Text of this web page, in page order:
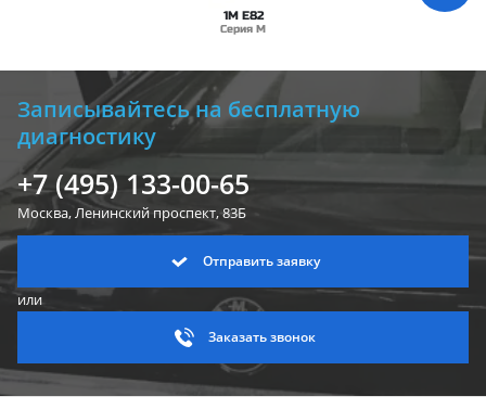
1M E82
Серия M
Записывайтесь на бесплатную
диагностику
+7 (495) 133-00-65
Москва, Ленинскийпроспект, 83Б
Отправить заявку
или
Заказать звонок